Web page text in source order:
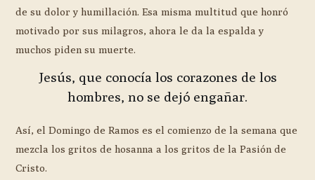
de su dolor y humillación. Esa misma multitud que honró
motivado por sus milagros, ahora le da la espalda y
muchos piden su muerte.
Jesús, que conocía los corazones de los
hombres, no se dejó engañar.
Así, el Domingo de Ramos es el comienzo de la semana que
mezcla los gritos de hosanna a los gritos de la Pasión de
Cristo.